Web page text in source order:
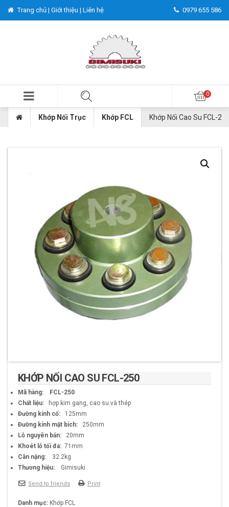
Trang chủ | Giới thiệu | Liên hệ 0979 655 586
Khớp Nối Trục Khớp FCL Khớp Nối Cao Su FCL-
KHỚP NỐI CAO SU FCL-250
Mã hàng:
FCL-250
Chất liệu: hợp kim gang, cao su và thép
Đường kính cổ: 125mm
Đường kính mặt bích: 250mm
Lỗ nguyên bản: 20mm
Khoét lỗ tối đa: 71mm
Cân nặng: 32.2kg
Thương hiệu:
Gimisuki
Send to friends Print
Danh mục: Khớp FCL